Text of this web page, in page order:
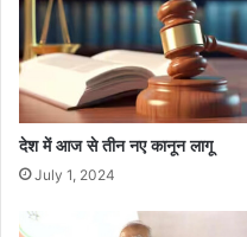
देश में आज से तीन नए कानून लागू
July 1, 2024